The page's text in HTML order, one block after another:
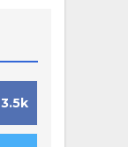
3.5k